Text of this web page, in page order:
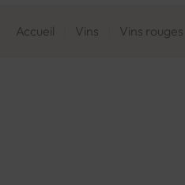
Accueil Vins Vins rouges